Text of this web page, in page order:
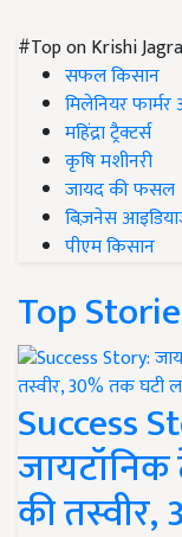
#Top on Krishi
सफल किसान
मिलेनियर
महिंद्रा ट्रैक्टर्स
कृषि मशीनरी
जायद की फसल
बिज़नेस
पीएम किसान
Top
Success
की